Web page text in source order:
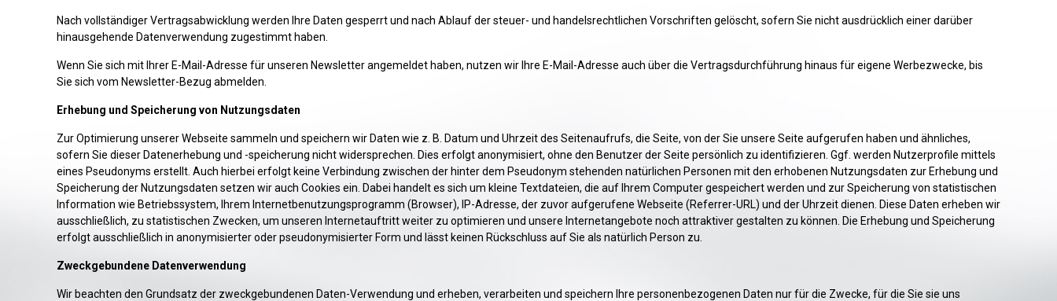
Nach vollständiger Vertragsabwicklung werden Ihre Daten gesperrt und nach Ablauf der steuer- und handelsrechtlichen Vorschriften gelöscht, sofern Sie nicht ausdrücklich einer darüber
hinausgehende Datenverwendung zugestimmt haben.
Wenn Sie sich mit Ihrer E-Mail-Adresse für unseren Newsletter angemeldet haben, nutzen wir Ihre E-Mail-Adresse auch über die Vertragsdurchführung hinaus für eigene Werbezwecke, bis
Sie sich vom Newsletter-Bezug abmelden.
Erhebung und Speicherung von Nutzungsdaten
Zur Optimierung unserer Webseite sammeln und speichern wir Daten wie z. B. Datum und Uhrzeit des Seitenaufrufs, die Seite, von der Sie unsere Seite aufgerufen haben und ähnliches,
sofern Sie dieser Datenerhebung und -speicherung nicht widersprechen. Dies erfolgt anonymisiert, ohne den Benutzer der Seite persönlich zu identifizieren. Ggf. werden Nutzerprofile mittels
eines Pseudonyms erstellt. Auch hierbei erfolgt keine Verbindung zwischen der hinter dem Pseudonym stehenden natürlichen Personen mit den erhobenen Nutzungsdaten zur Erhebung und
Speicherung der Nutzungsdaten setzen wir auch Cookies ein. Dabei handelt es sich um kleine Textdateien, die auf Ihrem Computer gespeichert werden und zur Speicherung von statistischen
Information wie Betriebssystem, Ihrem Internetbenutzungsprogramm (Browser), IP-Adresse, der zuvor aufgerufene Webseite (Referrer-URL) und der Uhrzeit dienen. Diese Daten erheben wir
ausschließlich, zu statistischen Zwecken, um unseren Internetauftritt weiter zu optimieren und unsere Internetangebote noch attraktiver gestalten zu können. Die Erhebung und Speicherung
erfolgt ausschließlich in anonymisierter oder pseudonymisierter Form und lässt keinen Rückschluss auf Sie als natürlich Person zu.
Zweckgebundene Datenverwendung
Wir beachten den Grundsatz der zweckgebundenen Daten-Verwendung und erheben, verarbeiten und speichern Ihre personenbezogenen Daten nur für die Zwecke, für die Sie sie uns